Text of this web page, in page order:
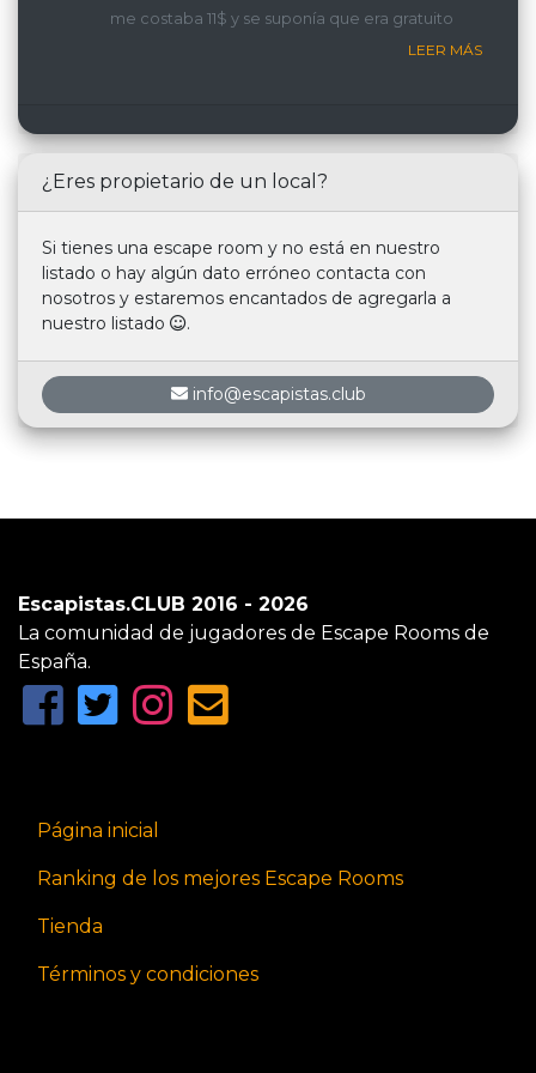
me costaba 11$ y se suponía que era gratuito
LEER MÁS
¿Eres propietario de un local?
Si tienes una escape room y no está en nuestro
listado o hay algún dato erróneo contacta con
nosotros y estaremos encantados de agregarla a
nuestro listado
.
info@escapistas.club
Escapistas.CLUB 2016 - 2026
La comunidad de jugadores de Escape Rooms de
España.
Página inicial
Ranking de los mejores Escape Rooms
Tienda
Términos y condiciones